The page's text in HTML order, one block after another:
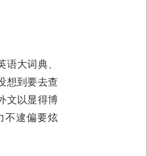
大词典、
想到要去查
文以显得博
不逮偏要炫